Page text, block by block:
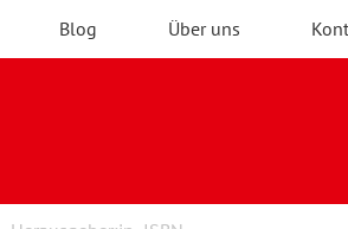
Blog Über uns